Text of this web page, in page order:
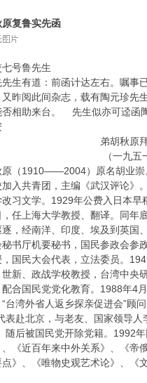
原复鲁实先函
号鲁先生
先生有道：前函计达左右。嘱事
又昨阅此间杂志，载有陶元珍先
否相助来台。 先生似亦可迳函
胡秋原
一九五一年）一
原（1910——2004）原名胡业崇
入共青团，主编《武汉评论》
改习文学。1929年公费入日本早
，任上海大学教授、翻译。同年
逐，经南洋、印度、埃及到英国
秘书厅机要秘书，国民参政会参
，国民大会代表，立法委员。
世新、政战学校教授，台湾中央
配合国民党党化教育。1988年4
“台湾外省人返乡探亲促进会”顾
表赴北京，与老友、国家领导
随后被国民党开除党籍。1992
、《近百年来中外关系》、《帝
点》、《唯物史观艺术论》、《